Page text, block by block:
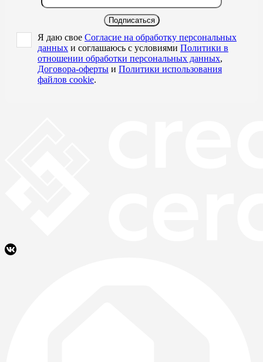
Подписаться
Я даю свое Согласие на обработку персональных
данных и соглашаюсь с условиями Политики в
отношении обработки персональных данных,
Договора-оферты и Политики использования
файлов cookie.